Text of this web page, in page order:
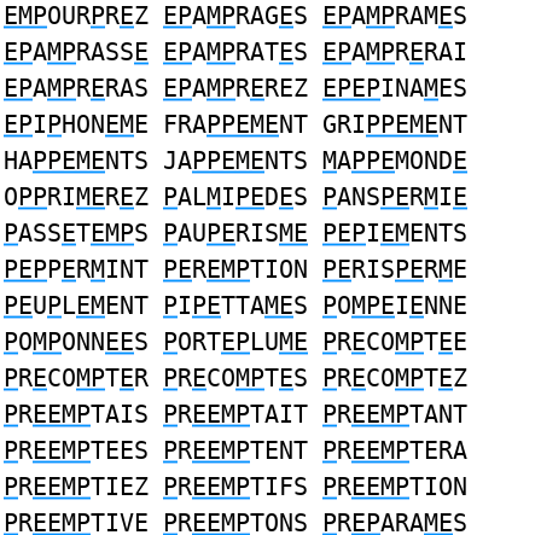
EMPOURPREZ EPAMPRAGES EPAMPRAMES
EPAMPRASSE EPAMPRATES EPAMPRERAI
EPAMPRERAS EPAMPREREZ EPEPINAMES
EPIPHONEME FRAPPEMENT GRIPPEMENT
HAPPEMENTS JAPPEMENTS MAPPEMONDE
OPPRIMEREZ PALMIPEDES PANSPERMIE
PASSETEMPS PAUPERISME PEPIEMENTS
PEPPERMINT PEREMPTION PERISPERME
PEUPLEMENT PIPETTAMES POMPEIENNE
POMPONNEES PORTEPLUME PRECOMPTEE
PRECOMPTER PRECOMPTES PRECOMPTEZ
PREEMPTAIS PREEMPTAIT PREEMPTANT
PREEMPTEES PREEMPTENT PREEMPTERA
PREEMPTIEZ PREEMPTIFS PREEMPTION
PREEMPTIVE PREEMPTONS PREPARAMES